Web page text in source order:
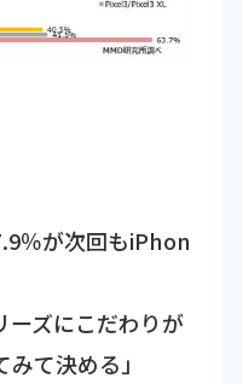
％が次回もiPhon
ズにこだわりが
て決める」